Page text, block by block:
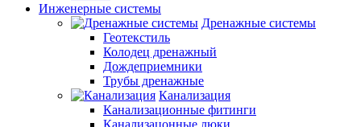
Инженерные системы
Дренажные системы
Геотекстиль
Колодец дренажный
Дождеприемники
Трубы дренажные
Канализация
Канализационные фитинги
Канализацонные люки